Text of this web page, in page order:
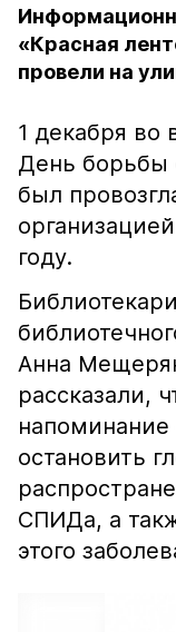
«Красная
провели на
1 декабря во
День
был
году.
Анна
рассказали,
остановить
СПИДа, а
этого